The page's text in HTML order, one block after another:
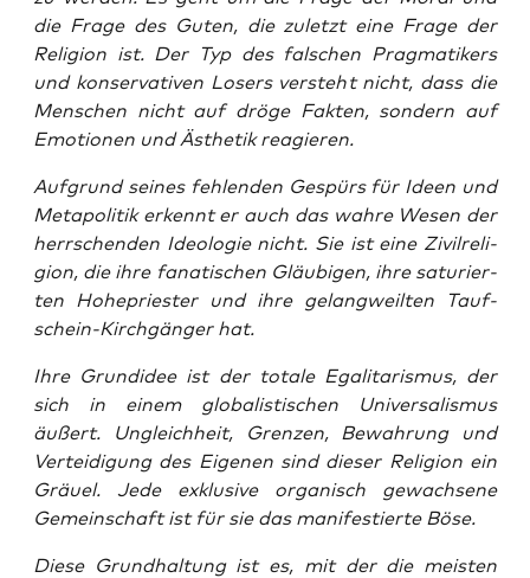
die Fra­ge des Guten, die zuletzt eine Fra­ge der
Reli­gi­on ist. Der Typ des fal­schen Prag­ma­ti­kers
und kon­ser­va­ti­ven Losers ver­steht nicht, dass die
Men­schen nicht auf drö­ge Fak­ten, son­dern auf
Emo­tio­nen und Ästhe­tik reagieren.
Auf­grund sei­nes feh­len­den Gespürs für Ideen und
Meta­po­li­tik erkennt er auch das wah­re Wesen der
herr­schen­den Ideo­lo­gie nicht. Sie ist eine Zivil­re­li­
gi­on, die ihre fana­ti­schen Gläu­bi­gen, ihre satu­rier­
ten Hohe­pries­ter und ihre gelang­weil­ten Tauf­
schein-Kirch­gän­ger hat.
Ihre Grund­idee ist der tota­le Ega­li­ta­ris­mus, der
sich in einem glo­ba­lis­ti­schen Uni­ver­sa­lis­mus
äußert. Ungleich­heit, Gren­zen, Bewah­rung und
Ver­tei­di­gung des Eige­nen sind die­ser Reli­gi­on ein
Gräu­el. Jede exklu­si­ve orga­nisch gewach­se­ne
Gemein­schaft ist für sie das mani­fes­tier­te Böse.
Die­se Grund­hal­tung ist es, mit der die meis­ten